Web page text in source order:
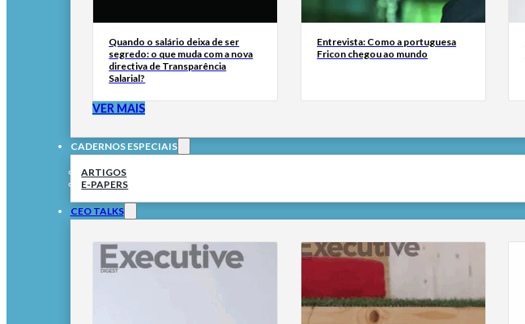
Quando o salário deixa de ser
segredo: o que muda com a nova
directiva de Transparência
Salarial?
Entrevista: Como a portuguesa
Fricon chegou ao mundo
VER MAIS
CADERNOS ESPECIAIS
ARTIGOS
E-PAPERS
CEO TALKS